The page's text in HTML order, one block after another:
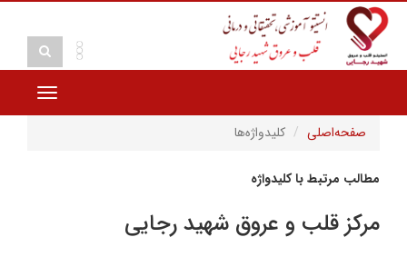
Toggle
صفحه‌اصلی
کلیدواژه‌ها
مطالب مرتبط با کلیدواژه
مرکز قلب و عروق شهید رجایی